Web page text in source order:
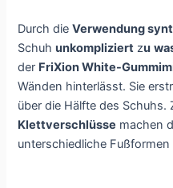
Durch dieVerwendung
Schuhunkompliziert zu
der FriXion White-
Wänden hinterlässt. Sie
über die Hälfte des Schuhs.
Klettverschlüsse machen
unterschiedliche Fußformen